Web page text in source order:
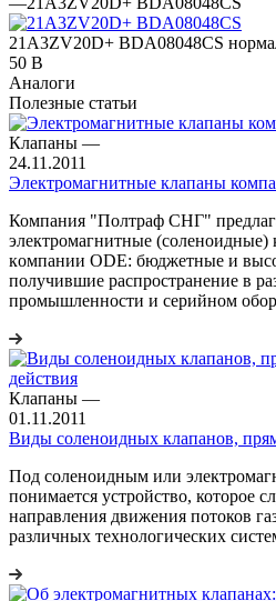
21A3ZV20D+ BDA08048CS
50 В
Аналоги
Полезные статьи
Клапаны —
24.11.2011
Электромагнитные клапаны
Компания "Полтраф СНГ"
электромагнитные (соленоидные)
кoмпании ODE: бюджетные и
получившие распространение в
промышленности и серийном
Клапаны —
01.11.2011
Виды соленоидных клапанов,
Под соленоидным или
понимается устройство, которое
направления движения потоков
различных технологических